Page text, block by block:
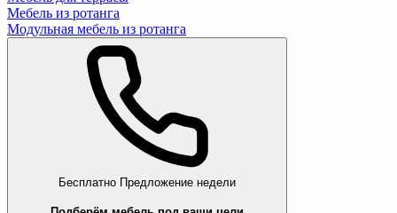
Мебель из ротанга
Модульная мебель из ротанга
Бесплатно Предложение недели